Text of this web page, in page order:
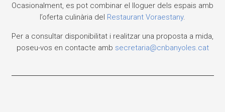
Ocasionalment, es pot combinar el lloguer dels espais amb
l’oferta culinària del Restaurant Voraestany.
Per a consultar disponibilitat i realitzar una proposta a mida,
poseu-vos en contacte amb secretaria@cnbanyoles.cat